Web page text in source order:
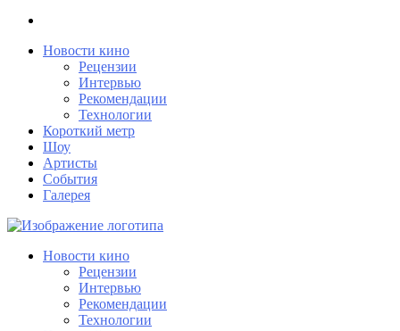
Новости кино
Рецензии
Интервью
Рекомендации
Технологии
Короткий метр
Шоу
Артисты
События
Галерея
Новости кино
Рецензии
Интервью
Рекомендации
Технологии